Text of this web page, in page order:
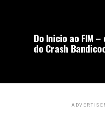
Do Inicio ao FIM
do Crash